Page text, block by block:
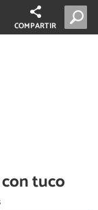
COMPARTIR
tuco